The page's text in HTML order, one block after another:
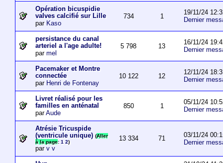
Opération bicuspidie
valves calcifié sur Lille
par Kaso
734 1
19/11/24
Dernier
persistance du canal
arteriel a l'age adulte!
par mel
5 798 13
16/11/24
Dernier
Pacemaker et Montre
connectée
par Henri de Fontenay
10 122 12
12/11/24
Dernier
Livret réalisé pour les
familles en anténatal
parAude
850 1
05/11/24
Dernier
Atrésie Tricuspide
(ventricule unique) (Aller
à la page: 1 2)
par v v
13 334 71
03/11/24
Dernier